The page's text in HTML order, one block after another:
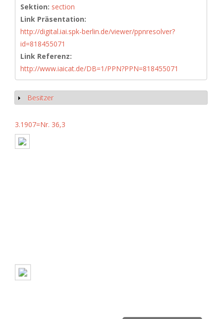
Sektion: section
Link Präsentation:
http://digital.iai.spk-berlin.de/viewer/ppnresolver?
id=818455071
Link Referenz:
http://www.iaicat.de/DB=1/PPN?PPN=818455071
Anzeigen
Besitzer
3.1907=Nr. 36,3